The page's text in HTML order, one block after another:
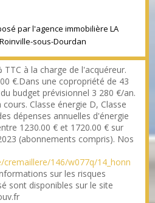
par l'agence immobilière LA
Roinville-sous-Dourdan
TTC à la charge de l'acquéreur.
€.Dans une copropriété de 43
budget prévisionnel 3 280 €/an.
Classe énergie D, Classe
dépenses annuelles d'énergie
1230.00 € et 1720.00 € sur
(abonnements compris). Nos
146/w077q/14_honn
sur les risques
sont disponibles sur le site